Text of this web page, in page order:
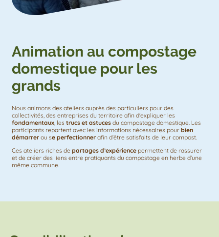
Animation au compostage
domestique pour les
grands
Nous animons des ateliers auprès des particuliers pour des
collectivités, des entreprises du territoire afin d'expliquer les
fondamentaux , les trucs et astuces du compostage domestique. Les
participants repartent avec les informations nécessaires pour bien
démarrer ou se perfectionner afin d’être satisfaits de leur compost.
Ces ateliers riches de partages d’expérience permettent de rassurer
et de créer des liens entre pratiquants du compostage en herbe d’une
même commune.